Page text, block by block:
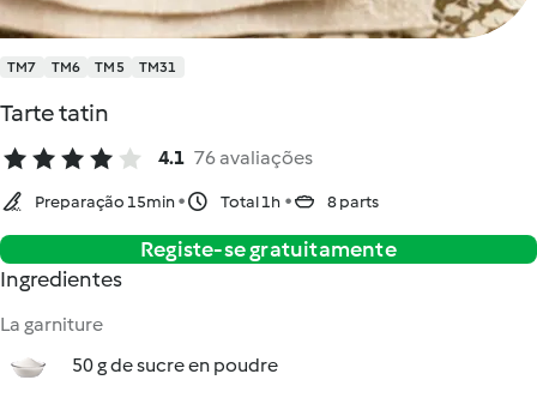
TM7 TM6 TM5 TM31
Tarte tatin
4.1 76 avaliações
Preparação 15min Total 1h 8 parts
Registe-se gratuitamente
Ingredientes
La garniture
50 g de sucre en poudre